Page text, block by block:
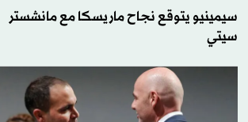
سيمينيو يتوقع نجاح ماريسكا مع مانشستر
سيتي